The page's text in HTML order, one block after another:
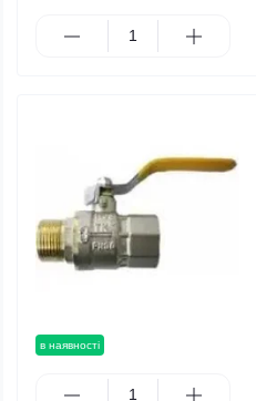
в наявності